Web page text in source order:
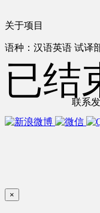
关于项目
语种：汉语英语 试译
联系
已结
×